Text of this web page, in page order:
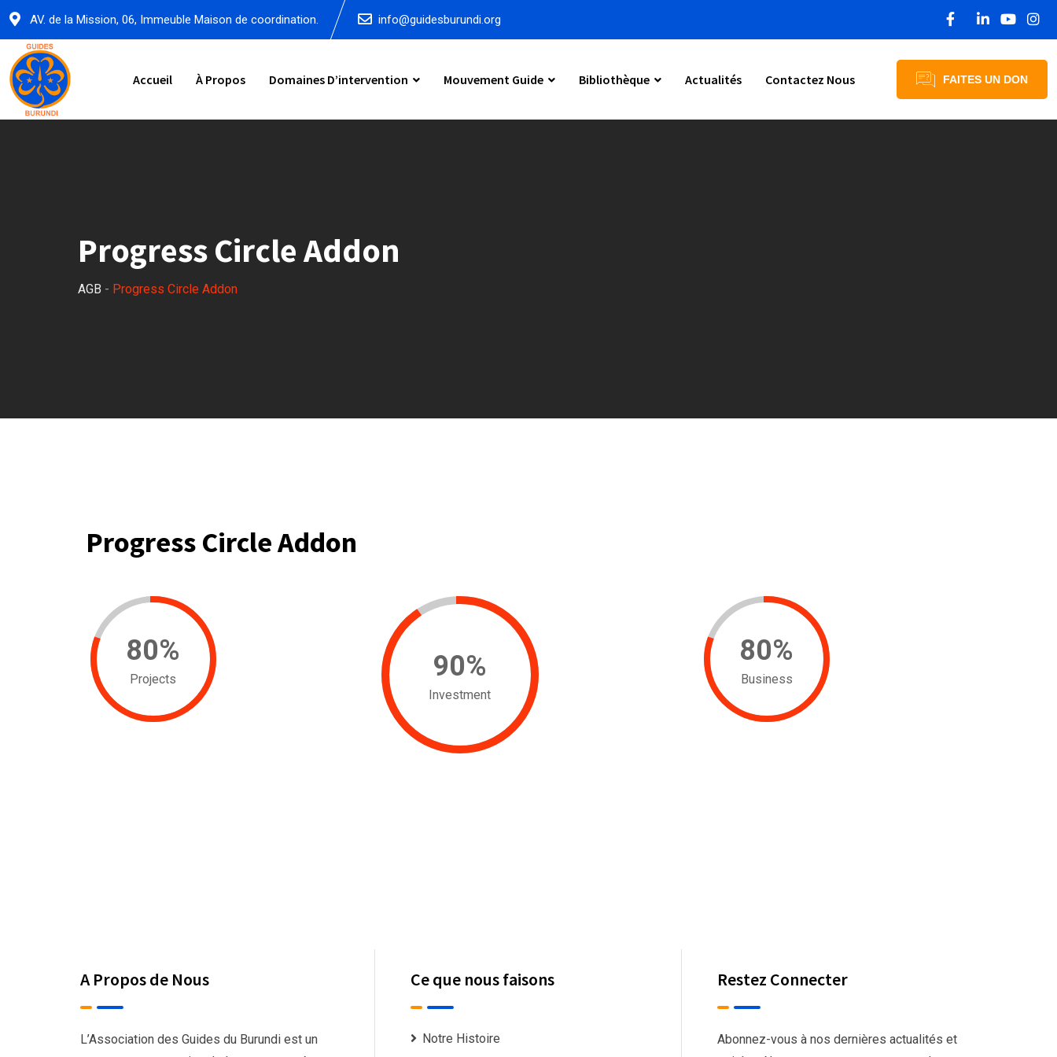
AV. de la Mission, 06, Immeuble Maison de coordination. info@guidesburundi.org
Accueil À Propos Domaines D’intervention Mouvement Guide Bibliothèque Actualités Contactez Nous FAITES UN DON
Progress Circle Addon
AGB - Progress Circle Addon
Progress Circle Addon
80%
Projects 90%
Investment
80%
Business
A Propos de Nous
L’Association des Guides du Burundi est un
Ce que nous faisons
Notre Histoire
Restez Connecter
Abonnez-vous à nos dernières actualités et